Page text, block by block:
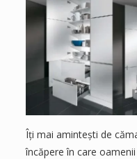
Îți mai amintești de
încăpere în care